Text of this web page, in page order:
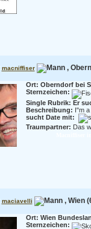
macniffiser ,
Ort: Oberndorf bei
Sternzeichen:
Single Rubrik: Er
Beschreibung: I"m
sucht Date mit:
Traumpartner: Das
maciavelli , Wien
Ort: Wien
Sternzeichen: